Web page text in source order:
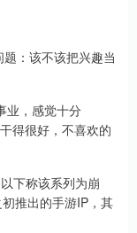
：该不该把兴趣当
业，感觉十分
得很好，不喜欢的
下称该系列为崩
推出的手游IP，其